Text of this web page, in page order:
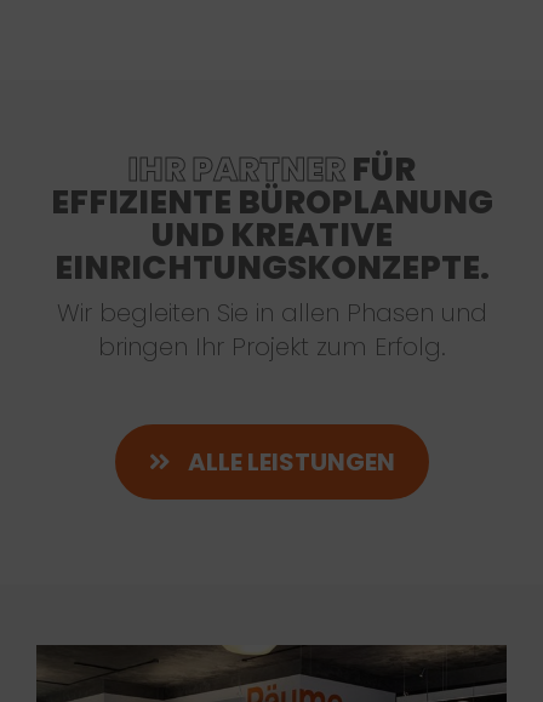
IHR PARTNERFÜR
EFFIZIENTE BÜROPLANUNG
UND KREATIVE
EINRICHTUNGSKONZEPTE.
Wir begleiten Sie in allen Phasen und
bringen Ihr Projekt zum Erfolg.
ALLE LEISTUNGEN